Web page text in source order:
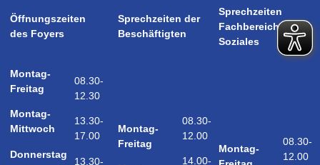
Öffnungszeiten
des Foyers
Sprechzeiten der
Beschäftigten
Sprechzeiten
Fachbereich
Soziales
Montag-
Freitag
Montag-
Mittwoch
Donnerstag
08.30-
12.30
13.30-
17.00
13.30-
Montag-
Freitag
08.30-
12.00
14.00-
Montag-
08.30-
12.00